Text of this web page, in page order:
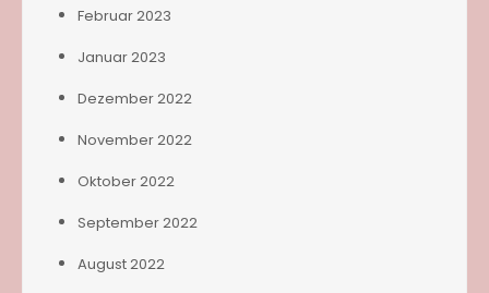
Februar 2023
Januar 2023
Dezember 2022
November 2022
Oktober 2022
September 2022
August 2022